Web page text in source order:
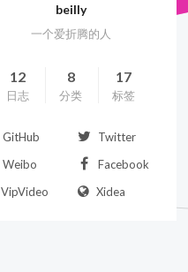
beilly
一个爱折腾的人
12
日志
8
分类
17
标签
GitHub
Twitter
Weibo
Facebook
VipVideo
Xidea